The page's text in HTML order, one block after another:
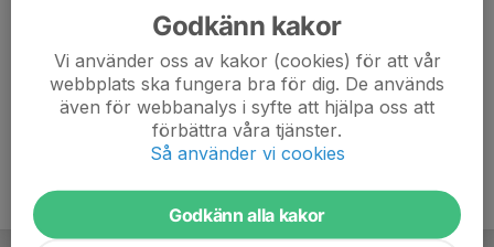
Godkänn kakor
Vi använder oss av kakor (cookies) för att vår
webbplats ska fungera bra för dig. De används
även för webbanalys i syfte att hjälpa oss att
förbättra våra tjänster.
Så använder vi cookies
Godkänn alla kakor